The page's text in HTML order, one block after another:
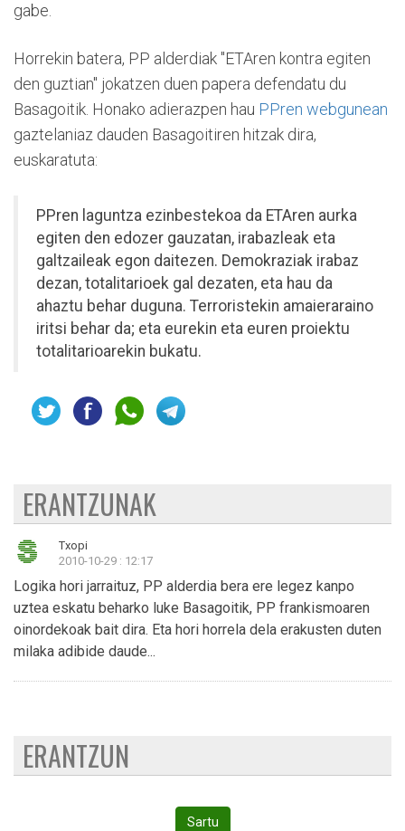
gabe.
Horrekin batera, PP alderdiak "ETAren kontra egiten
den guztian" jokatzen duen papera defendatu du
Basagoitik. Honako adierazpen hau PPren webgunean
gaztelaniaz dauden Basagoitiren hitzak dira,
euskaratuta:
PPren laguntza ezinbestekoa da ETAren aurka
egiten den edozer gauzatan, irabazleak eta
galtzaileak egon daitezen. Demokraziak irabaz
dezan, totalitarioek gal dezaten, eta hau da
ahaztu behar duguna. Terroristekin amaieraraino
iritsi behar da; eta eurekin eta euren proiektu
totalitarioarekin bukatu.
ERANTZUNAK
Txopi
2010-10-29 : 12:17
Logika hori jarraituz, PP alderdia bera ere legez kanpo
uztea eskatu beharko luke Basagoitik, PP frankismoaren
oinordekoak bait dira. Eta hori horrela dela erakusten duten
milaka adibide daude...
ERANTZUN
Sartu